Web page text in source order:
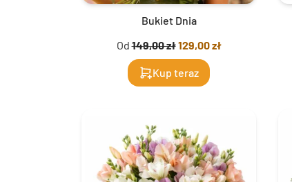
Bukiet Dnia
Od149,00 zł129,00 zł
Kup teraz